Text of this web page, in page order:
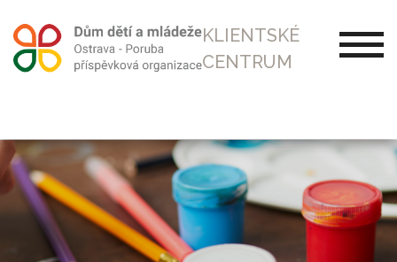
KLIENTSKÉ
CENTRUM